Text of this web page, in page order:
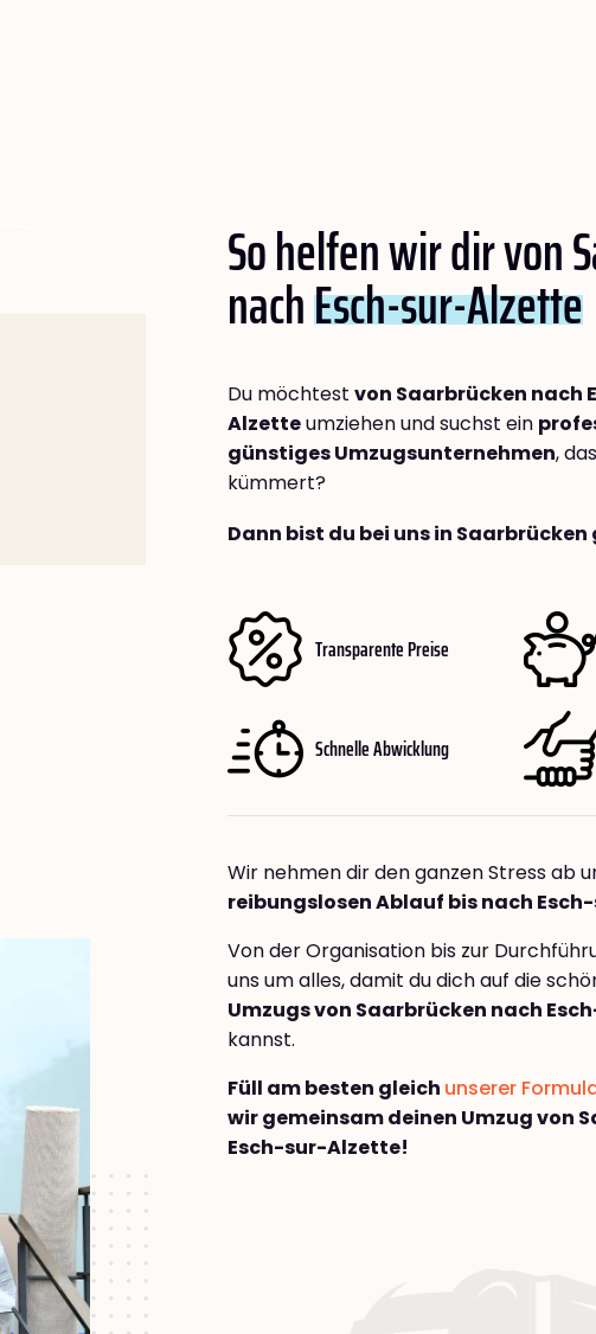
So helfen wir dir von
nachEsch-sur-Alzette
Du möchtest von Saarbrücken nach
Alzetteumziehen und suchst ein
günstiges Umzugsunternehmen,
kümmert?
Dann bist du bei uns in
Transparente Preise
Schnelle Abwicklung
Wir nehmen dir den ganzen Stress ab
reibungslosen Ablauf bis nach
Von der Organisation bis zur
uns um alles, damit du dich auf die
Umzugs von Saarbrücken nach
kannst.
Füll am besten gleich unserer
wir gemeinsam deinen Umzug von
Esch-sur-Alzette!